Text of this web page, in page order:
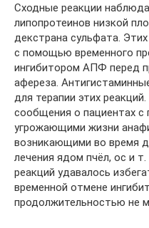
Сходные реакции
липопротеинов низкой
декстрана сульфата.
с помощью временного
ингибитором АПФ перед
афереза.
для терапии этих
сообщения о пациентах
угрожающими жизни
возникающими во время
лечения ядом пчёл, ос и
реакций удавалось
временной отмене
продолжительностью не